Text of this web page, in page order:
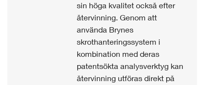
sin höga kvalitet också efter
återvinning. Genom att
använda Brynes
skrothanteringssystem i
kombination med deras
patentsökta analysverktyg kan
återvinning utföras direkt på